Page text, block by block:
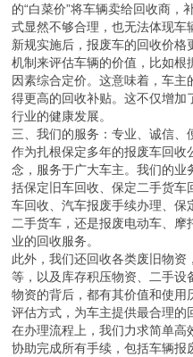
的“白菜价”将车辆卖给回收商，
式显然不够合理，也无法体现车
新规实施后，报废车的回收价
机制来评估车辆的价值，比如
因素综合定价。这意味着，车
得更高的回收补贴。这不仅增加
行业的健康发展。
三、我们的服务：专业、诚信、
作为扎根保定多年的报废车回收
念，服务于广大车主。我们的
括保定旧车回收、保定二手货
车回收、汽车报废手续办理、保
二手货车，还是报废电动车、
业的回收服务。
此外，我们还回收各类废旧物
等，以及库存积压物资、二手
物资的背后，都有其价值和使用
评估方式，为车主提供最合理的
在办理流程上，我们力求简单高
协助完成所有手续，包括车辆报